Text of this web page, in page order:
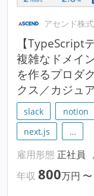
アセンド株
【TypeScript
複雑なドメイ
を作るプロダ
クス／カジュ
slack notion
next.js
…
雇用形態 正社員
年収 800万円 〜